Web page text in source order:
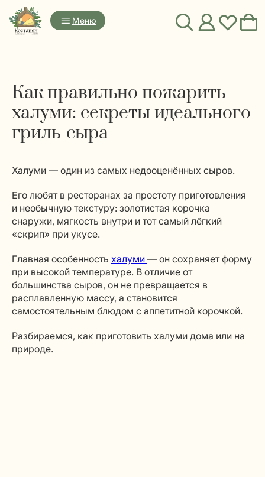
Меню
Как правильно пожарить
халуми: секреты идеального
гриль-сыра
Халуми — один из самых недооценённых сыров.
Его любят в ресторанах за простоту приготовления
и необычную текстуру: золотистая корочка
снаружи, мягкость внутри и тот самый лёгкий
«скрип» при укусе.
Главная особенность халуми — он сохраняет форму
при высокой температуре. В отличие от
большинства сыров, он не превращается в
расплавленную массу, а становится
самостоятельным блюдом с аппетитной корочкой.
Разбираемся, как приготовить халуми дома или на
природе.